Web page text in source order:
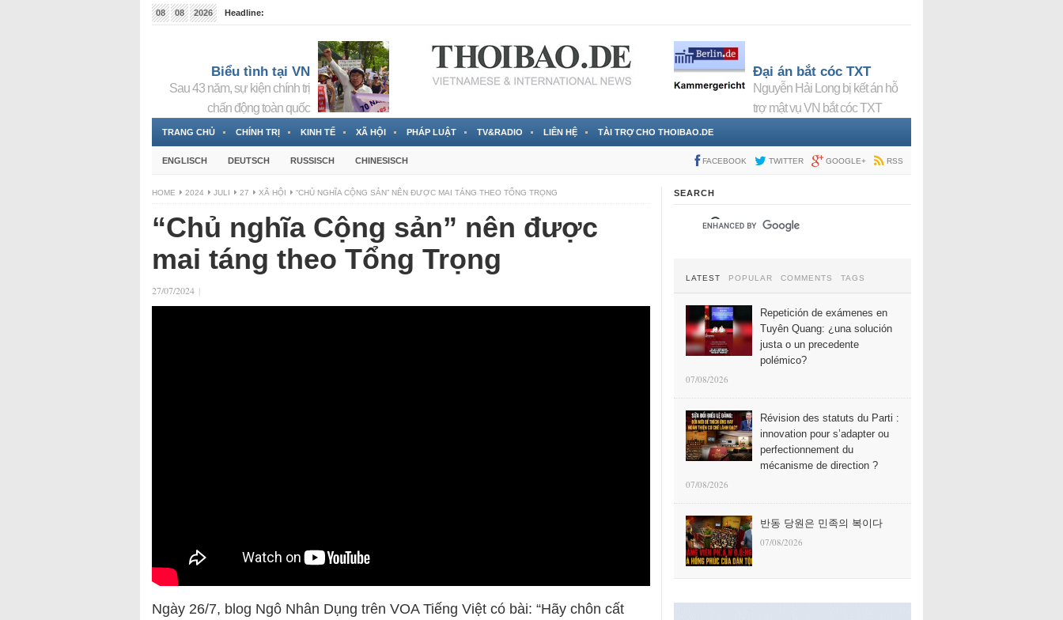
08 08 2026
Headline:
Biểu tình tại VN
Sau 43 năm, sự kiện chính trị
chấn động toàn quốc
Đại án bắt cóc TXT
Nguyễn Hải Long bị kết án hỗ
trợ mật vụ VN bắt cóc TXT
TRANG CHỦ CHÍNH TRỊ KINH TẾ XÃ HỘI PHÁP LUẬT TV&RADIO LIÊN HỆ TÀI TRỢ CHO THOIBAO.DE
ENGLISCH DEUTSCH RUSSISCH CHINESISCH FACEBOOK TWITTER GOOGLE+ RSS
HOME 2024 JULI 27 XÃ HỘI “CHỦ NGHĨA CỘNG SẢN” NÊN ĐƯỢC MAI TÁNG THEO TỔNG TRỌNG
“Chủ nghĩa Cộng sản” nên được
mai táng theo Tổng Trọng
27/07/2024 |
Ngày 26/7, blog Ngô Nhân Dụng trên VOA Tiếng Việt có bài: “Hãy chôn cất
SEARCH
LATEST POPULAR COMMENTS TAGS
Repetición de exámenes en
Tuyên Quang: ¿una solución
justa o un precedente
polémico?
07/08/2026
Révision des statuts du Parti :
innovation pour s’adapter ou
perfectionnement du
mécanisme de direction ?
07/08/2026
반동 당원은 민족의 복이다
07/08/2026